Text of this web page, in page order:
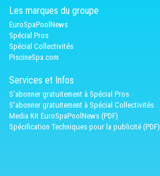
Les marques du groupe
EuroSpaPoolNews
Spécial Pros
Spécial Collectivités
PiscineSpa.com
Services et Infos
S'abonner gratuitement à Spécial Pros
S'abonner gratuitement à Spécial Collectivités
Media Kit EuroSpaPoolNews (PDF)
Spécification Techniques pour la publicité (PDF)